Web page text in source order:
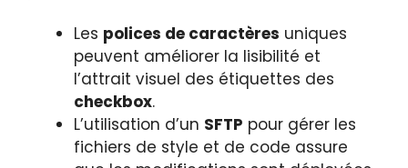
Les polices de caractères uniques
peuvent améliorer la lisibilité et
l’attrait visuel des étiquettes des
checkbox.
L’utilisation d’un SFTP pour gérer les
fichiers de style et de code assure